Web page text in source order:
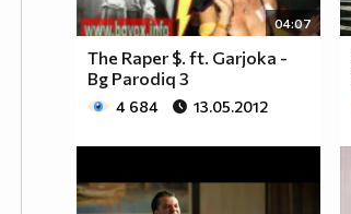
04:07
The Raper $. ft. Garjoka -
Bg Parodiq 3
4 684 13.05.2012